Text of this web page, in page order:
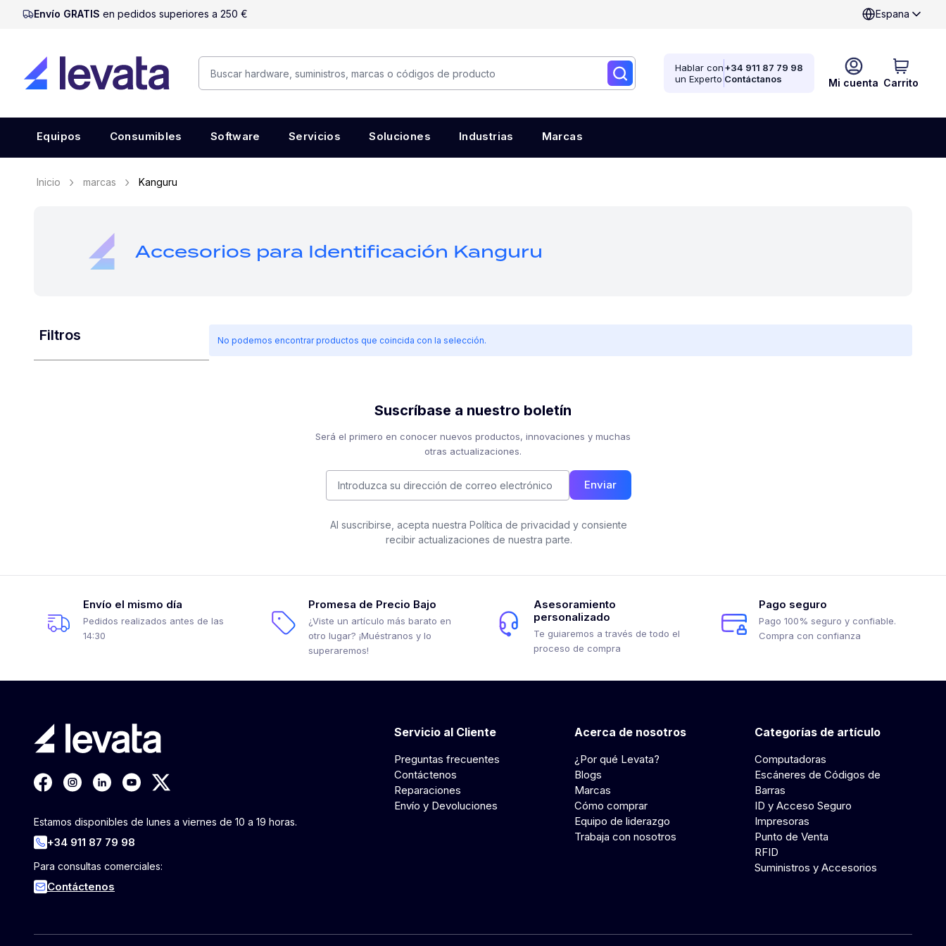
Envío GRATIS en pedidos superiores a 250 € Espana
Mi cuenta Carrito
Hablar con
un Experto
+34 911 87 79 98
Contáctanos
Equipos Consumibles Software Servicios Soluciones Industrias Marcas
Inicio marcas Kanguru
Accesorios para Identificación Kanguru
Filtros No podemos encontrar productos que coincida con la selección.
Suscríbase a nuestro boletín
Será el primero en conocer nuevos productos, innovaciones y muchas
otras actualizaciones.
Enviar
Al suscribirse, acepta nuestra Política de privacidad y consiente
recibir actualizaciones de nuestra parte.
Envío el mismo día
Pedidos realizados antes de las
14:30
Promesa de Precio Bajo
¿Viste un artículo más barato en
otro lugar? ¡Muéstranos y lo
superaremos!
Asesoramiento
personalizado
Te guiaremos a través de todo el
proceso de compra
Pago seguro
Pago 100% seguro y confiable.
Compra con confianza
Estamos disponibles de lunes a viernes de 10 a 19 horas.
+34 911 87 79 98
Para consultas comerciales:
Contáctenos
Servicio al Cliente
Preguntas frecuentes
Contáctenos
Reparaciones
Envío y Devoluciones
Acerca de nosotros
¿Por qué Levata?
Blogs
Marcas
Cómo comprar
Equipo de liderazgo
Trabaja con nosotros
Categorías de artículo
Computadoras
Escáneres de Códigos de
Barras
ID y Acceso Seguro
Impresoras
Punto de Venta
RFID
Suministros y Accesorios